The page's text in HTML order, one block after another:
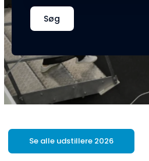
Søg
Se alle udstillere 2026